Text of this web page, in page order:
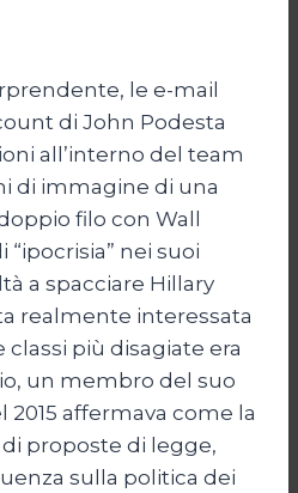
le e-mail
di John Podesta
all’interno del team
di immagine di una
filo con Wall
“ipocrisia” nei suoi
a spacciare Hillary
realmente interessata
più disagiate era
un membro del suo
affermava come la
proposte di legge,
sulla politica dei